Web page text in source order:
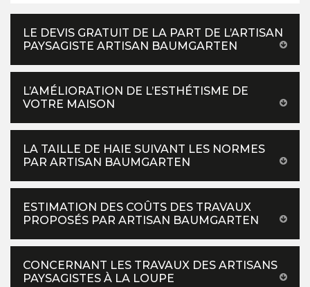
LE DEVIS GRATUIT DE LA PART DE L’ARTISAN
PAYSAGISTE ARTISAN BAUMGARTEN
L’AMÉLIORATION DE L’ESTHÉTISME DE
VOTRE MAISON
LA TAILLE DE HAIE SUIVANT LES NORMES
PAR ARTISAN BAUMGARTEN
ESTIMATION DES COÛTS DES TRAVAUX
PROPOSÉS PAR ARTISAN BAUMGARTEN
CONCERNANT LES TRAVAUX DES ARTISANS
PAYSAGISTES À LA LOUPE